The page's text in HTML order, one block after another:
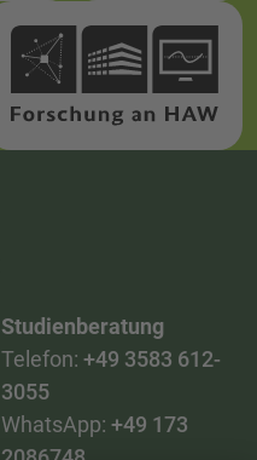
Studienberatung
Telefon: +49 3583 612-
3055
WhatsApp: +49 173